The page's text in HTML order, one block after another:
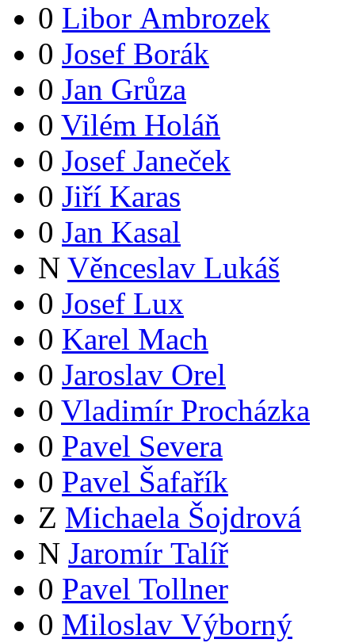
0 Libor Ambrozek
0 Josef Borák
0 Jan Grůza
0 Vilém Holáň
0 Josef Janeček
0 Jiří Karas
0 Jan Kasal
N Věnceslav Lukáš
0 Josef Lux
0 Karel Mach
0 Jaroslav Orel
0 Vladimír Procházka
0 Pavel Severa
0 Pavel Šafařík
Z Michaela Šojdrová
N Jaromír Talíř
0 Pavel Tollner
0 Miloslav Výborný